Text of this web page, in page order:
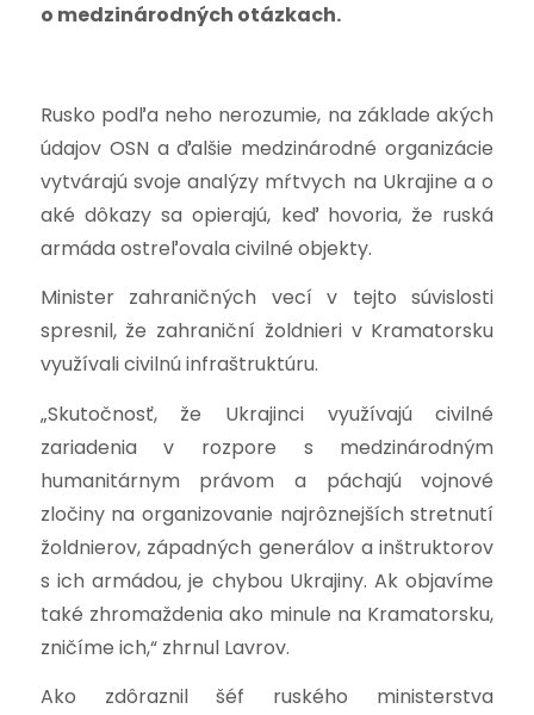
o medzinárodných otázkach.
Rusko podľa neho nerozumie, na základe akých
údajov OSN a ďalšie medzinárodné organizácie
vytvárajú svoje analýzy mŕtvych na Ukrajine a o
aké dôkazy sa opierajú, keď hovoria, že ruská
armáda ostreľovala civilné objekty.
Minister zahraničných vecí v tejto súvislosti
spresnil, že zahraniční žoldnieri v Kramatorsku
využívali civilnú infraštruktúru.
„Skutočnosť, že Ukrajinci využívajú civilné
zariadenia v rozpore s medzinárodným
humanitárnym právom a páchajú vojnové
zločiny na organizovanie najrôznejších stretnutí
žoldnierov, západných generálov a inštruktorov
s ich armádou, je chybou Ukrajiny. Ak objavíme
také zhromaždenia ako minule na Kramatorsku,
zničíme ich,“ zhrnul Lavrov.
Ako zdôraznil šéf ruského ministerstva